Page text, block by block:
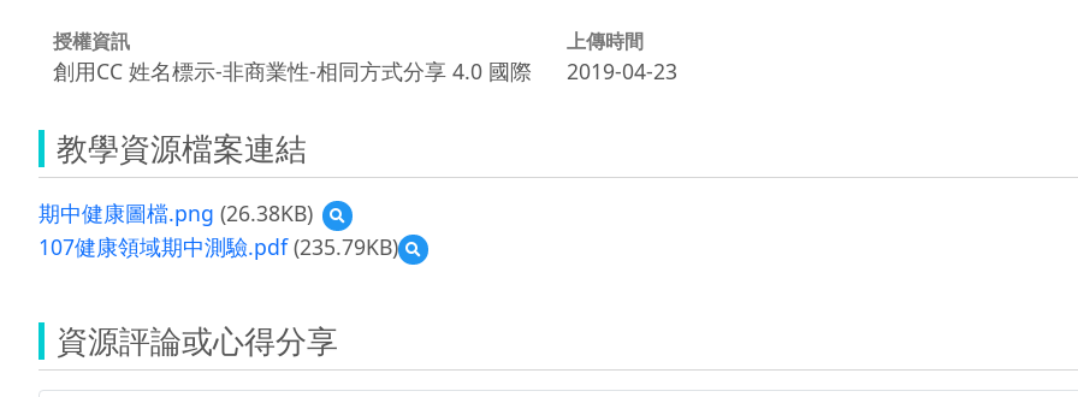
授權資訊
創用CC 姓名標示-非商業性-相同方式分享 4.0 國際
上傳時間
2019-04-23
教學資源檔案連結
期中健康圖檔.png (26.38KB)
預
覽
期
檔.png
107健康領域期中測驗.pdf(235.79KB)
預
覽
域
資源評論或心得分享